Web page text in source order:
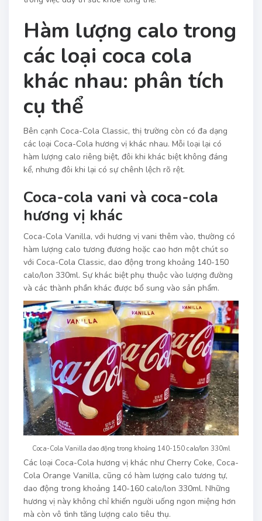
Hàm lượng calo trong
các loại coca cola
khác nhau: phân tích
cụ thể
Bên cạnh Coca-Cola Classic, thị trường còn có đa dạng
các loại Coca-Cola hương vị khác nhau. Mỗi loại lại có
hàm lượng calo riêng biệt, đôi khi khác biệt không đáng
kể, nhưng đôi khi lại có sự chênh lệch rõ rệt.
Coca-cola vani và coca-cola
hương vị khác
Coca-Cola Vanilla, với hương vị vani thêm vào, thường có
hàm lượng calo tương đương hoặc cao hơn một chút so
với Coca-Cola Classic, dao động trong khoảng 140-150
calo/lon 330ml. Sự khác biệt phụ thuộc vào lượng đường
và các thành phần khác được bổ sung vào sản phẩm.
Coca-Cola Vanilla dao động trong khoảng 140-150 calo/lon 330ml
Các loại Coca-Cola hương vị khác như Cherry Coke, Coca-
Cola Orange Vanilla, cũng có hàm lượng calo tương tự,
dao động trong khoảng 140-160 calo/lon 330ml. Những
hương vị này không chỉ khiến người uống ngon miệng hơn
mà còn vô tình tăng lượng calo tiêu thụ.